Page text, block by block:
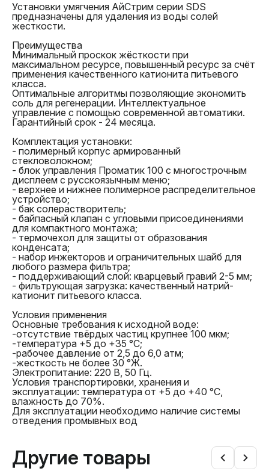
Установки умягчения АйСтрим серии SDS
предназначены для удаления из воды солей
жесткости.
Преимущества
Минимальный проскок жёсткости при
максимальном ресурсе, повышенный ресурс за счёт
применения качественного катионита питьевого
класса.
Оптимальные алгоритмы позволяющие экономить
соль для регенерации. Интеллектуальное
управление с помощью современной автоматики.
Гарантийный срок - 24 месяца.
Комплектация установки:
- полимерный корпус армированный
стекловолокном;
- блок управления Проматик 100 с многострочным
дисплеем с русскоязычным меню;
- верхнее и нижнее полимерное распределительное
устройство;
- бак солерастворитель;
- байпасный клапан с угловыми присоединениями
для компактного монтажа;
- термочехол для защиты от образования
конденсата;
- набор инжекторов и ограничительных шайб для
любого размера фильтра;
- поддерживающий слой: кварцевый гравий 2-5 мм;
- фильтрующая загрузка: качественный натрий-
катионит питьевого класса.
Условия применения
Основные требования к исходной воде:
-отсутствие твёрдых частиц крупнее 100 мкм;
-температура +5 до +35 °С;
-рабочее давление от 2,5 до 6,0 атм;
-жесткость не более 30 °Ж.
Электропитание: 220 В, 50 Гц.
Условия транспортировки, хранения и
эксплуатации: температура от +5 до +40 °С,
влажность до 70%.
Для эксплуатации необходимо наличие системы
отведения промывных вод
Страна производства
Россия
Бренд
АйСтрим
Тип
Тип
солевым баком
Производитель
Гидросистемы
Производительность
номинальная
2,2 м3/час
Производительность
максимальная
2,9 м3/час
Поток обратной
промывки
0,8 м3/час
Электропитание
однофазное 230 В
Вход-выход-дренаж
Объём фильтрующей
загрузки
56 л
Поддерживающий слой
(гравий)
10 кг
Условный диаметр
корпуса установки
300 мм
Самовывоз Воронеж. После оформления заказа
менеджер свяжется с вами, чтобы согласовать
дату и время визита. Не забудьте взять с собой
паспорт и документ об оплате (если оплата уже
произведена);
Экспресс-доставка курьером для жителей региона,
если нужно получить заказ на следующий день
после оформления;
Отправка в регионы России для клиентов из других
городов через ведущие транспортные компании.
Сроки варьируются от 2 до 7 дней в зависимости
от удаленности региона.
Перевод на карту Сбербанка для физических лиц c
любых платежных систем (Visa, MasterCard, МИР и
СБП);
Безналичный расчет для организаций, мы
предоставляем полный пакет документов и
выставление счета по вашим реквизитам.
Если установлено, что недостатки возникли по
вине продавца или производителя, замена изделия
и его доставка покупателю осуществляются за
счет продавца.
Если выявлено, что дефекты вызваны нарушениями
правил эксплуатации или иными обстоятельствами,
не зависящими от продавца, товар возвращается
покупателю в исправленном виде (при
возможности ремонта) либо без изменений.
условиями гарантийного
обслуживания
Другие товары